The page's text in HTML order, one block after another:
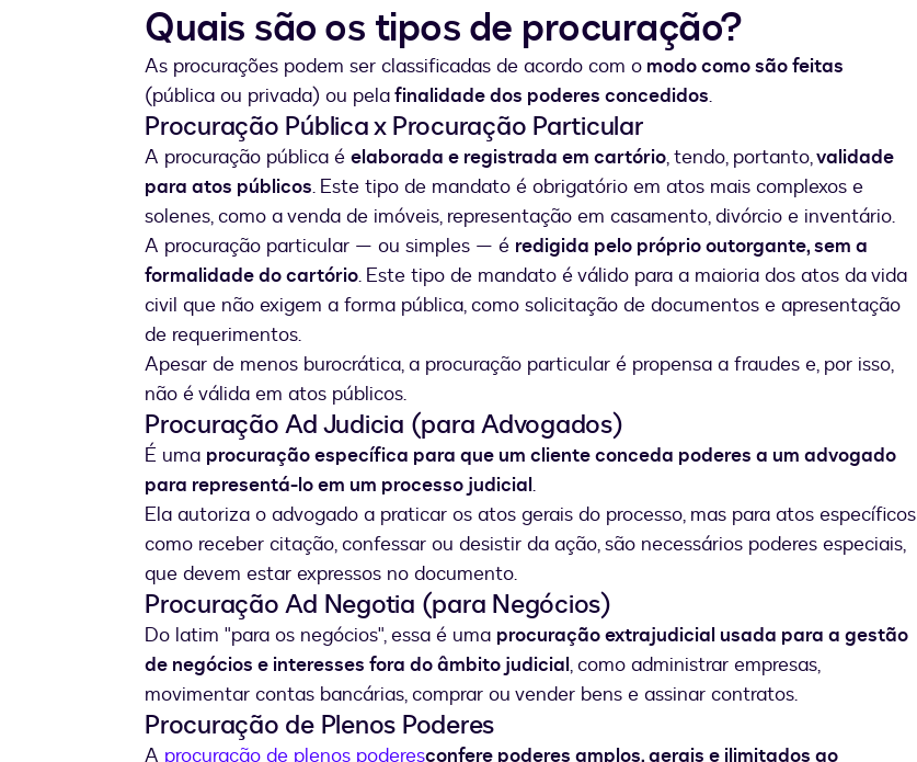
Quais são os tipos de procuração?
As procurações podem ser classificadas de acordo com o modo como são feitas
(pública ou privada) ou pelafinalidade dos poderes concedidos.
Procuração Pública x Procuração Particular
A procuração pública é elaborada e registrada em cartório, tendo, portanto,validade
para atos públicos. Este tipo de mandato é obrigatório em atos mais complexos e
solenes, como a venda de imóveis, representação em casamento, divórcio e inventário.
A procuração particular — ou simples — é redigida pelo próprio outorgante, sem a
formalidade do cartório. Este tipo de mandato é válido para a maioria dos atos da vida
civil que não exigem a forma pública, como solicitação de documentos e apresentação
de requerimentos.
Apesar de menos burocrática, a procuração particular é propensa a fraudes e, por isso,
não é válida em atos públicos.
Procuração Ad Judicia (para Advogados)
É uma procuração específica para que um cliente conceda poderes a um advogado
para representá-lo em um processo judicial.
Ela autoriza o advogado a praticar os atos gerais do processo, mas para atos específicos
como receber citação, confessar ou desistir da ação, são necessários poderes especiais,
que devem estar expressos no documento.
Procuração Ad Negotia (para Negócios)
Do latim "para os negócios", essa é uma procuração extrajudicial usada para a gestão
de negócios e interesses fora do âmbito judicial, como administrar empresas,
movimentar contas bancárias, comprar ou vender bens e assinar contratos.
Procuração de Plenos Poderes
A procuração de plenos poderesconfere poderes amplos, gerais e ilimitados ao